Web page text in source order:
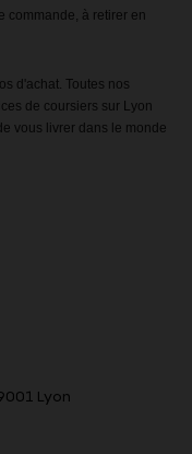
commande, à retirer en
d'achat. Toutes nos
de coursiers sur Lyon
vous livrer dans le monde
Lyon